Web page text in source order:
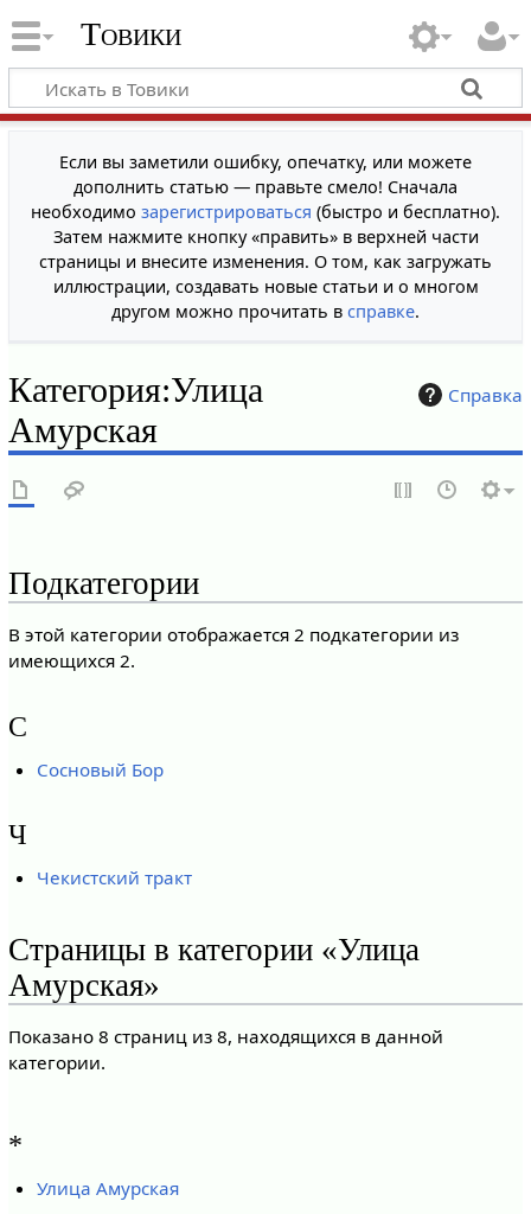
Товики
Если вы заметили ошибку, опечатку, или можете
дополнить статью — правьте смело! Сначала
необходимо зарегистрироваться (быстро и бесплатно).
Затем нажмите кнопку «править» в верхней части
страницы и внесите изменения. О том, как загружать
иллюстрации, создавать новые статьи и о многом
другом можно прочитать в справке.
Справка
Категория:Улица
Амурская
Подкатегории
В этой категории отображается 2 подкатегории из
имеющихся 2.
С
Сосновый Бор
Ч
Чекистский тракт
Страницы в категории «Улица
Амурская»
Показано 8 страниц из 8, находящихся в данной
категории.
*
Улица Амурская